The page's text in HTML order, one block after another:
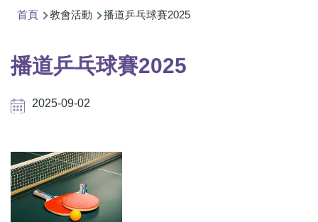
航
連
結
首頁 教會活動 播道乒乓球賽2025
播道乒乓球賽2025
2025-09-02